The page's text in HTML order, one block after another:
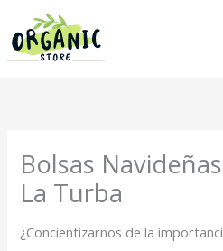
contenido
Bolsas
La Turba
¿Concientizarnos de la